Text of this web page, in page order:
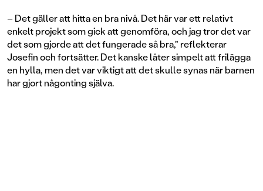
– Det gäller att hitta en bra nivå. Det här var ett relativt
enkelt projekt som gick att genomföra, och jag tror det var
det som gjorde att det fungerade så bra," reflekterar
Josefin och fortsätter. Det kanske låter simpelt att frilägga
en hylla, men det var viktigt att det skulle synas när barnen
har gjort någonting själva.